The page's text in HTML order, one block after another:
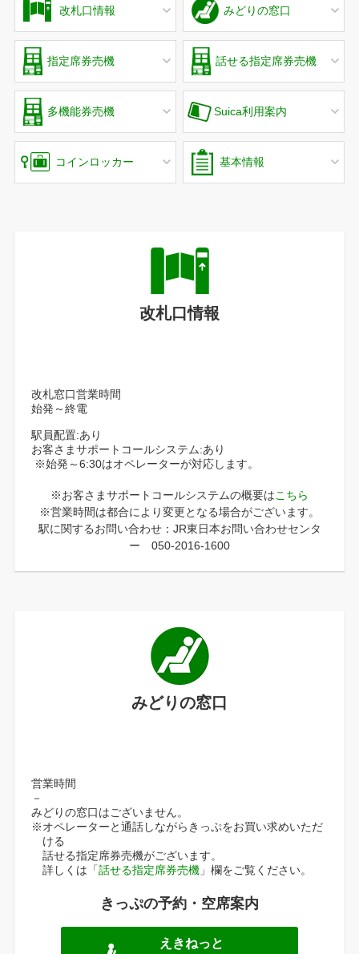
改札口情報 みどりの窓口
指定席券売機 話せる指定席券売機
多機能券売機 Suica利用案内
コインロッカー 基本情報
改札口情報
改札窓口営業時間
始発～終電
駅員配置:あり
お客さまサポートコールシステム:あり
※始発～6:30はオペレーターが対応します。
※お客さまサポートコールシステムの概要はこちら
※営業時間は都合により変更となる場合がございます。
駅に関するお問い合わせ：JR東日本お問い合わせセンタ
ー 050-2016-1600
みどりの窓口
営業時間
－
みどりの窓口はございません。
※オペレーターと通話しながらきっぷをお買い求めいただ
ける
話せる指定席券売機がございます。
詳しくは「話せる指定席券売機」欄をご覧ください。
きっぷの予約・空席案内
えきねっと